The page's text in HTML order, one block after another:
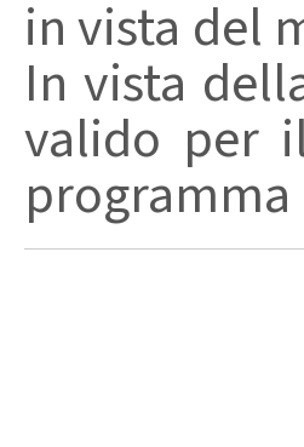
in vista del
In vista
valido per